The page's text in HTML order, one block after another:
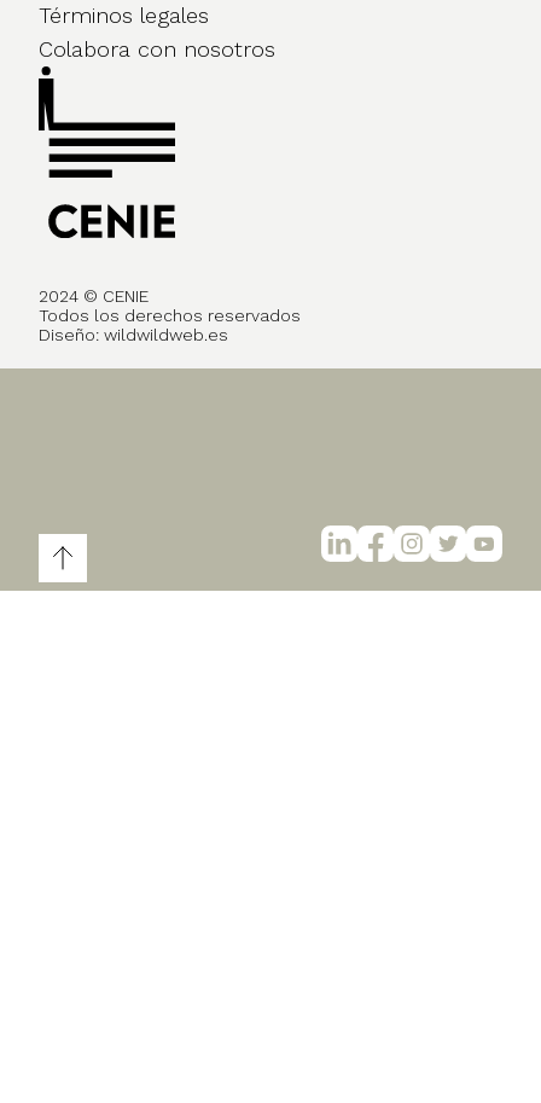
Términos legales
Colabora con nosotros
2024 © CENIE
Todos los derechos reservados
Diseño: wildwildweb.es